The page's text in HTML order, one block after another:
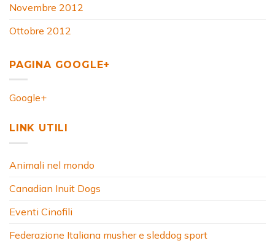
Novembre 2012
Ottobre 2012
PAGINA GOOGLE+
Google+
LINK UTILI
Animali nel mondo
Canadian Inuit Dogs
Eventi Cinofili
Federazione Italiana musher e sleddog sport